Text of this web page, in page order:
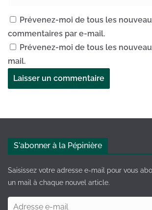
Prévenez-moi de tous les
commentaires par e-mail.
Prévenez-moi de tous les
mail.
e
S'abonner à la Pépinière
Saisissez votre adresse e-mail pour vous
un mail à chaque nouvel article.